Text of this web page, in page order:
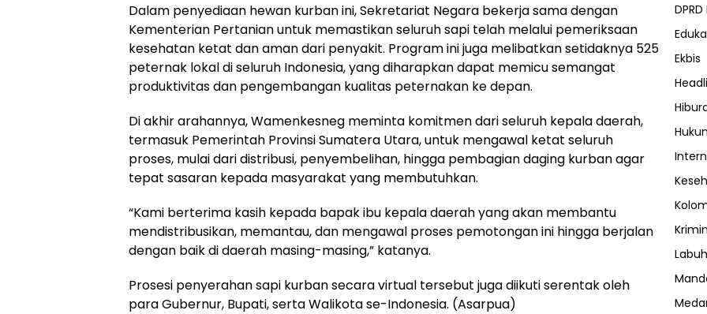
Dalam penyediaan hewan kurban ini, Sekretariat Negara bekerja sama dengan
Kementerian Pertanian untuk memastikan seluruh sapi telah melalui pemeriksaan
kesehatan ketat dan aman dari penyakit. Program ini juga melibatkan setidaknya 525
peternak lokal di seluruh Indonesia, yang diharapkan dapat memicu semangat
produktivitas dan pengembangan kualitas peternakan ke depan.
Di akhir arahannya, Wamenkesneg meminta komitmen dari seluruh kepala daerah,
termasuk Pemerintah Provinsi Sumatera Utara, untuk mengawal ketat seluruh
proses, mulai dari distribusi, penyembelihan, hingga pembagian daging kurban agar
tepat sasaran kepada masyarakat yang membutuhkan.
“Kami berterima kasih kepada bapak ibu kepala daerah yang akan membantu
mendistribusikan, memantau, dan mengawal proses pemotongan ini hingga berjalan
dengan baik di daerah masing-masing,” katanya.
Prosesi penyerahan sapi kurban secara virtual tersebut juga diikuti serentak oleh
para Gubernur, Bupati, serta Walikota se-Indonesia. (Asarpua)
Ekbis